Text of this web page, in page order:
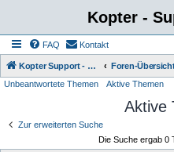
Kopter -
FAQ Kontakt
Kopter Support - von Anwendern für Anwender. Foren-
Unbeantwortete Themen Aktive Themen
Aktive
Zur erweiterten Suche
Die Suche ergab 0